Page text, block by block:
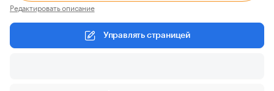
Редактировать описание
Управлять страницей